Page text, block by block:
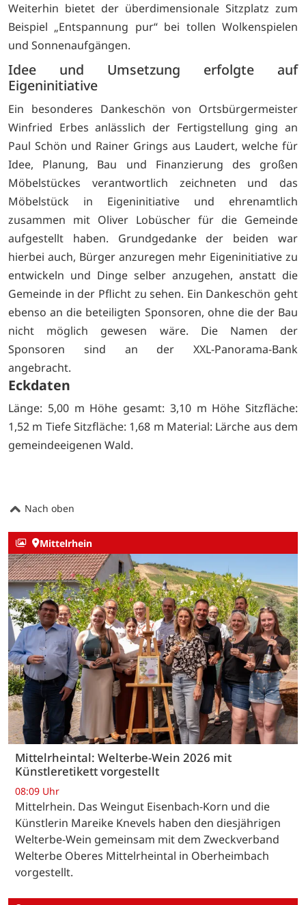
Weiterhin bietet der überdimensionale Sitzplatz zum
Beispiel „Entspannung pur“ bei tollen Wolkenspielen
und Sonnenaufgängen.
Idee und Umsetzung erfolgte auf
Eigeninitiative
Ein besonderes Dankeschön von Ortsbürgermeister
Winfried Erbes anlässlich der Fertigstellung ging an
Paul Schön und Rainer Grings aus Laudert, welche für
Idee, Planung, Bau und Finanzierung des großen
Möbelstückes verantwortlich zeichneten und das
Möbelstück in Eigeninitiative und ehrenamtlich
zusammen mit Oliver Lobüscher für die Gemeinde
aufgestellt haben. Grundgedanke der beiden war
hierbei auch, Bürger anzuregen mehr Eigeninitiative zu
entwickeln und Dinge selber anzugehen, anstatt die
Gemeinde in der Pflicht zu sehen. Ein Dankeschön geht
ebenso an die beteiligten Sponsoren, ohne die der Bau
nicht möglich gewesen wäre. Die Namen der
Sponsoren sind an der XXL-Panorama-Bank
angebracht.
Eckdaten
Länge: 5,00 m Höhe gesamt: 3,10 m Höhe Sitzfläche:
1,52 m Tiefe Sitzfläche: 1,68 m Material: Lärche aus dem
gemeindeeigenen Wald.
Nach oben
Mittelrhein
Mittelrheintal: Welterbe-Wein 2026 mit
Künstleretikett vorgestellt
08:09 Uhr
Mittelrhein. Das Weingut Eisenbach-Korn und die
Künstlerin Mareike Knevels haben den diesjährigen
Welterbe-Wein gemeinsam mit dem Zweckverband
Welterbe Oberes Mittelrheintal in Oberheimbach
vorgestellt.